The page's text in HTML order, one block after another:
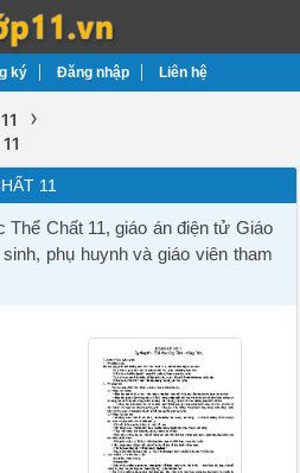
ký Đăng nhập Liên hệ
›
11
Thể Chất 11, giáo án điện tử Giáo
phụ huynh và giáo viên tham